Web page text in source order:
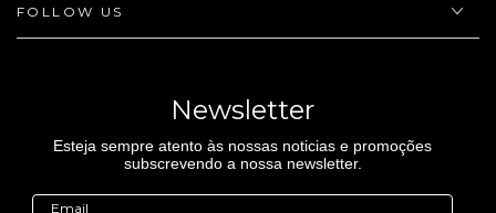
FOLLOW US
Newsletter
Esteja sempre atento às nossas noticias e promoções
subscrevendo a nossa newsletter.